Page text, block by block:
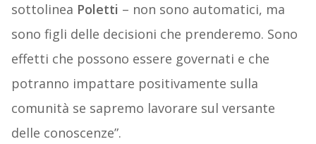
sottolinea Poletti – non sono automatici, ma
sono figli delle decisioni che prenderemo. Sono
effetti che possono essere governati e che
potranno impattare positivamente sulla
comunità se sapremo lavorare sul versante
delle conoscenze”.